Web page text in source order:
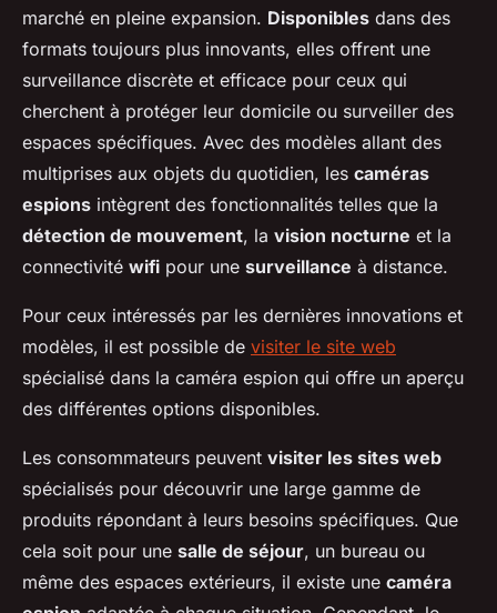
marché en pleine expansion. Disponibles dans des
formats toujours plus innovants, elles offrent une
surveillance discrète et efficace pour ceux qui
cherchent à protéger leur domicile ou surveiller des
espaces spécifiques. Avec des modèles allant des
multiprises aux objets du quotidien, les caméras
espions intègrent des fonctionnalités telles que la
détection de mouvement, la vision nocturne et la
connectivité wifi pour une surveillance à distance.
Pour ceux intéressés par les dernières innovations et
modèles, il est possible de visiter le site web
spécialisé dans la caméra espion qui offre un aperçu
des différentes options disponibles.
Les consommateurs peuvent visiter les sites web
spécialisés pour découvrir une large gamme de
produits répondant à leurs besoins spécifiques. Que
cela soit pour une salle de séjour, un bureau ou
même des espaces extérieurs, il existe une caméra